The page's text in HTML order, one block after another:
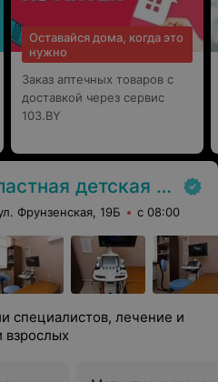
кто ищет грамотного
время редкость
который любит свою
Оставайся дома, когда это
нужно
Заказ аптечных товаров с
доставкой через сервис
103.BY
клиническая больница
Фрунзенская, 19Б с 08:00
специалистов, лечение и
взрослых